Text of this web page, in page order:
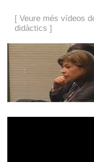
[ Veure més vídeos
didàctics ]